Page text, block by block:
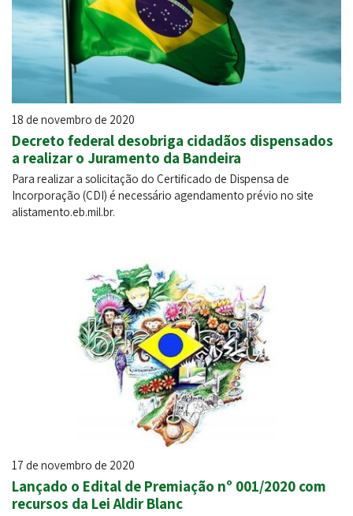
18 de novembro de 2020
Decreto federal desobriga cidadãos dispensados
a realizar o Juramento da Bandeira
Para realizar a solicitação do Certificado de Dispensa de
Incorporação (CDI) é necessário agendamento prévio no site
alistamento.eb.mil.br.
17 de novembro de 2020
Lançado o Edital de Premiação nº 001/2020 com
recursos da Lei Aldir Blanc